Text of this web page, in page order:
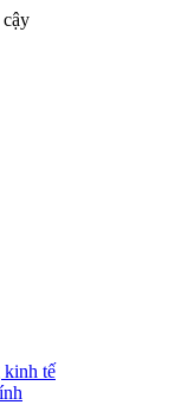
kinh tế